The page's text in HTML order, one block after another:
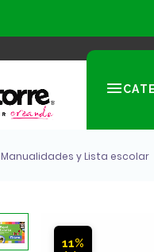
Manualidades y Lista escolar
11%